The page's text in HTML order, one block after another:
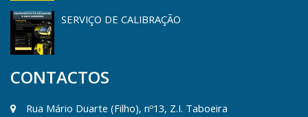
SERVIÇO DE CALIBRAÇÃO
CONTACTOS
Rua Mário Duarte (Filho), nº13, Z.I. Taboeira